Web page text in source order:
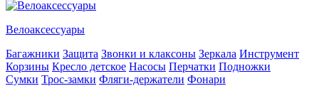
Велоаксессуары
Багажники Защита Звонки и клаксоны Зеркала Инструмент
Корзины Кресло детское Насосы Перчатки Подножки
Сумки Трос-замки Фляги-держатели Фонари